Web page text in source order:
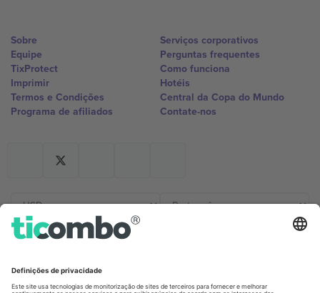
Sobre
Equipe
TixProtect
Imprimir
Termos e Condições
Programa de afiliados
Serviços corporativos
Perguntas frequentes
Como funciona
Hotéis
Central da Copa do Mundo
Contate-nos
Germany
United Kingdom